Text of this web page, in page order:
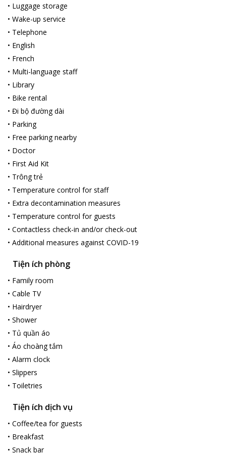
• Luggage storage
• Wake-up service
• Telephone
• English
• French
• Multi-language staff
• Library
• Bike rental
• Đi bộ đường dài
• Parking
• Free parking nearby
• Doctor
• First Aid Kit
• Trông trẻ
• Temperature control for staff
• Extra decontamination measures
• Temperature control for guests
• Contactless check-in and/or check-out
• Additional measures against COVID-19
Tiện ích phòng
• Family room
• Cable TV
• Hairdryer
• Shower
• Tủ quần áo
• Áo choàng tắm
• Alarm clock
• Slippers
• Toiletries
Tiện ích dịch vụ
• Coffee/tea for guests
• Breakfast
• Snack bar